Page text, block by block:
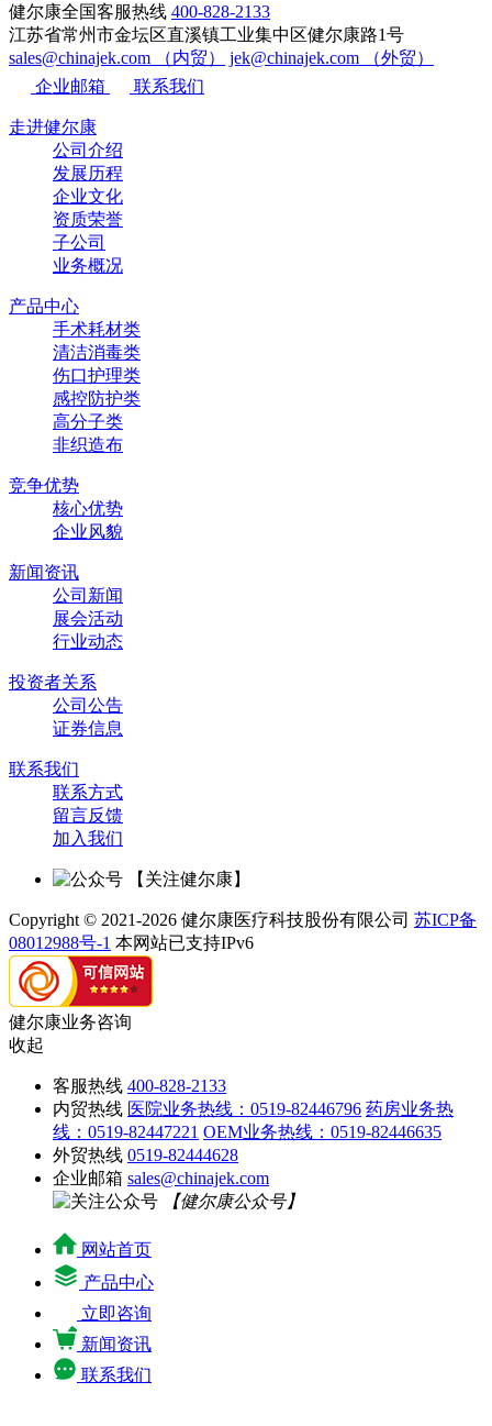
健尔康全国客服热线 400-828-2133
江苏省常州市金坛区直溪镇工业集中区健尔康路1号
sales@chinajek.com （内贸）
jek@chinajek.com （外贸）
企业邮箱
联系我们
走进健尔康
公司介绍
发展历程
企业文化
资质荣誉
子公司
业务概况
产品中心
手术耗材类
清洁消毒类
伤口护理类
感控防护类
高分子类
非织造布
竞争优势
核心优势
企业风貌
新闻资讯
公司新闻
展会活动
行业动态
投资者关系
公司公告
证券信息
联系我们
联系方式
留言反馈
加入我们
【关注健尔康】
Copyright © 2021-2026 健尔康医疗科技股份有限公司 苏ICP备
08012988号-1 本网站已支持IPv6
健尔康业务咨询
收起
客服热线 400-828-2133
内贸热线 医院业务热线：0519-82446796 药房业务热
线：0519-82447221 OEM业务热线：0519-82446635
外贸热线 0519-82444628
企业邮箱 sales@chinajek.com
【健尔康公众号】
网站首页
产品中心
立即咨询
新闻资讯
联系我们